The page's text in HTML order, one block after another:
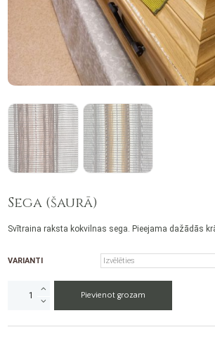
Sega (šaurā)
Svītraina raksta kokvilnas sega. Pieejama dažādās
VARIANTI
(šaurā)
Pievienot grozam